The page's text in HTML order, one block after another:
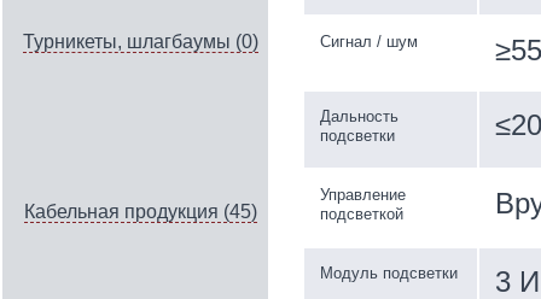
Турникеты, шлагбаумы (0)
Кабельная продукция (45)
Сигнал / шум
Дальность
подсветки
Управление
подсветкой
Модуль подсветки 3